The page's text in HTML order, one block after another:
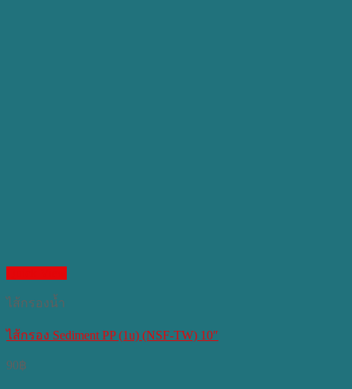
ไส้กรองน้ำ
ไส้กรอง Sediment PP (1u) (NSF-TW) 10″
90฿